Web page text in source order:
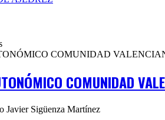
en
CTO.
AUTONÓMICO
COMUNIDAD
Ronda
COMUNIDAD
Javier Sigüenza Martínez